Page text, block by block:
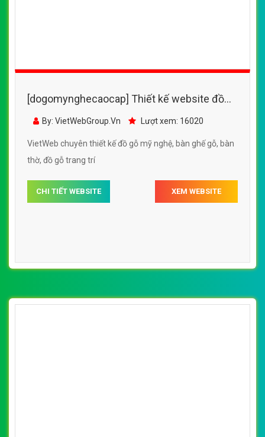
[dogomynghecaocap] Thiết kế website đồ
gỗ mỹ nghệ, bàn ghế gỗ, bàn thờ, đồ gỗ trang
By: VietWebGroup.Vn Lượt xem: 16020
VietWeb chuyên thiết kế đồ gỗ mỹ nghệ, bàn ghế gỗ, bàn
thờ, đồ gỗ trang trí
CHI TIẾT WEBSITE XEM WEBSITE